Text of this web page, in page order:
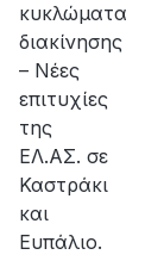
κυκλώματα
διακίνησης
– Νέες
επιτυχίες
της
ΕΛ.ΑΣ. σε
Καστράκι
και
Ευπάλιο.